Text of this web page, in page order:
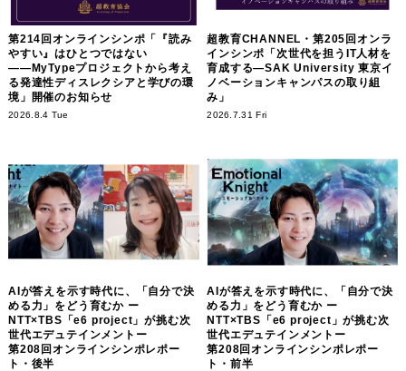
第214回オンラインシンポ「『読み
やすい』はひとつではない
――MyTypeプロジェクトから考え
る発達性ディスレクシアと学びの環
境」開催のお知らせ
2026.8.4 Tue
超教育CHANNEL・第205回オンラ
インシンポ「次世代を担うIT人材を
育成する―SAK University 東京イ
ノベーションキャンパスの取り組
み」
2026.7.31 Fri
AIが答えを示す時代に、「自分で決
める力」をどう育むか ー
NTT×TBS「e6 project」が挑む次
世代エデュテインメントー
第208回オンラインシンポレポー
ト・後半
AIが答えを示す時代に、「自分で決
める力」をどう育むか ー
NTT×TBS「e6 project」が挑む次
世代エデュテインメントー
第208回オンラインシンポレポー
ト・前半